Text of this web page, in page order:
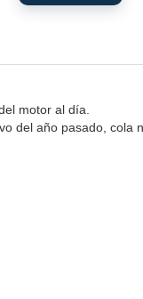
motor al día.
del año pasado, cola